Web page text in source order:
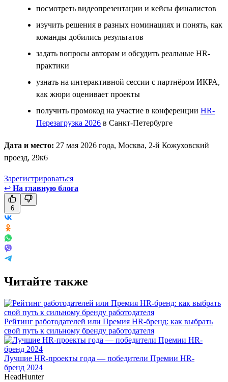
посмотреть видеопрезентации и кейсы финалистов
изучить решения в разных номинациях и понять, как
команды добились результатов
задать вопросы авторам и обсудить реальные HR-
практики
узнать на интерактивной сессии с партнёром ИКРА,
как жюри оценивает проекты
получить промокод на участие в конференции HR-
Перезагрузка 2026 в Санкт-Петербурге
Дата и место: 27 мая 2026 года, Москва, 2-й Кожуховский
проезд, 29к6
Зарегистрироваться
↩ На главную блога
6
Читайте также
Рейтинг работодателей или Премия HR-бренд: как выбрать
свой путь к сильному бренду работодателя
Лучшие HR-проекты года — победители Премии HR-
бренд 2024
HeadHunter